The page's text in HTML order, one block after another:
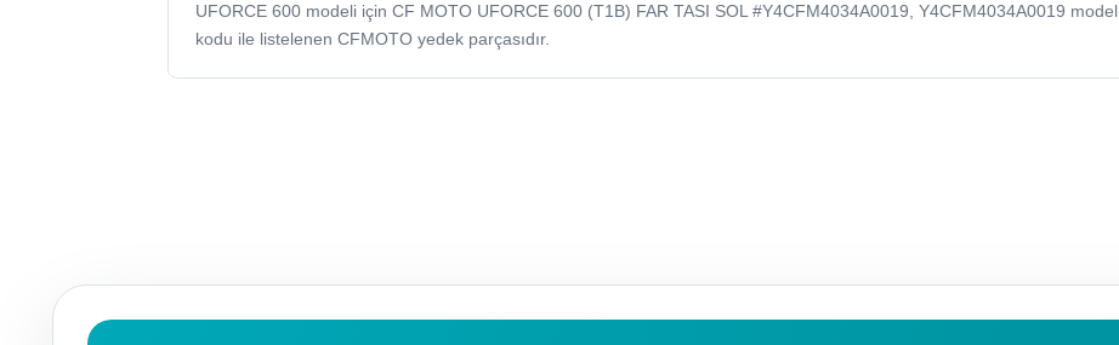
UFORCE 600 modeli için CF MOTO UFORCE 600 (T1B) FAR TASI SOL #Y4CFM4034A0019, Y4CFM4034A0019 model
kodu ile listelenen CFMOTO yedek parçasıdır.